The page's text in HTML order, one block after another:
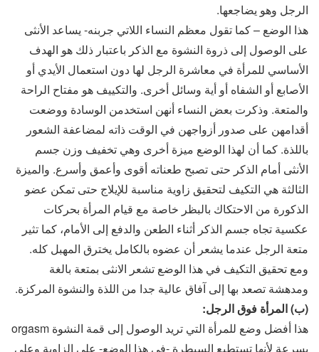
الرجل وهو يضاجعها.
هذا الوضع – كما تقول معظم النساء اللاتي جربنه- يساعد الأنثى
على الوصول إلى ذروة النشوة مع الذكر باعتبار ذلك هو الهدف
الأساسي للمرأة في معاشرة الرجل لها دون استعمال الأيدي أو
الأصابع أو الشفاه أو أية وسائل أخرى. والتكييف هو مفتاح الراحة
والمتعة. وذكرت بعض النساء أنهن استخدمن الوسادة ووضعت
أقدامهن على صدور أزواجهن في الوقت ذاته لمضاعفة الشعور
باللذة. كما أن لهذا الوضع ميزة أخرى وهي تخفيف وزن جسم
الأنثى أمام الذكر حتى تصبح طعناته أقوى وأعمق وأسرع. والميزة
الثالثة هي التكيف لتحقيق زاوية مناسبة للإيلاج حتى تمكن عضو
الذكورة من الاحتكاك بالبظر خاصة مع قيام المرأة بحركات
عكسية تجاه جسم الذكر أثناء الطعن والدفع إلى الأمام، كما تثير
متعة الرجل عندما يشعر أن عضوه بالكامل يخترق المهبل كله.
ومع تحقيق التكيف في هذا الوضع تشعر الانثى بمتعة بالغة
ومدهشة تصعد بها إلى آفاق عالية جدا من اللذة والنشوة المركزة.
(ب) المرأة فوق الرجل:
هذا أفضل وضع للمرأة التي تريد الوصول إلى قمة النشوة orgasm
بسرعة لأنها تستطيع السيطرة -في هذا الوضع- على الزاوية وعلى